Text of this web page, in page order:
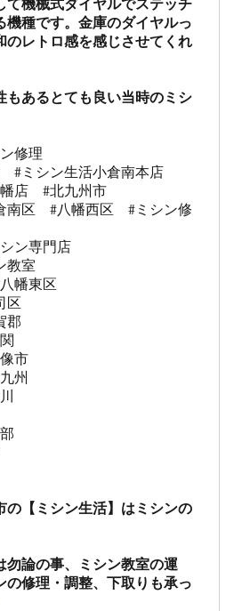
て機械式ダイヤルでステッチ
機種です。金庫のダイヤルっ
のレトロ感を感じさせてくれ
もあるとても良い当時のミシ
修理
#ミシン生活小倉南本店
店  #北九州市
南区  #八幡西区  #ミシン修
ン専門店
教室
幡東区
区
郡
関
像市
州
の【ミシン生活】はミシンの
勿論の事、ミシン教室の運
の修理・調整、下取りも承っ